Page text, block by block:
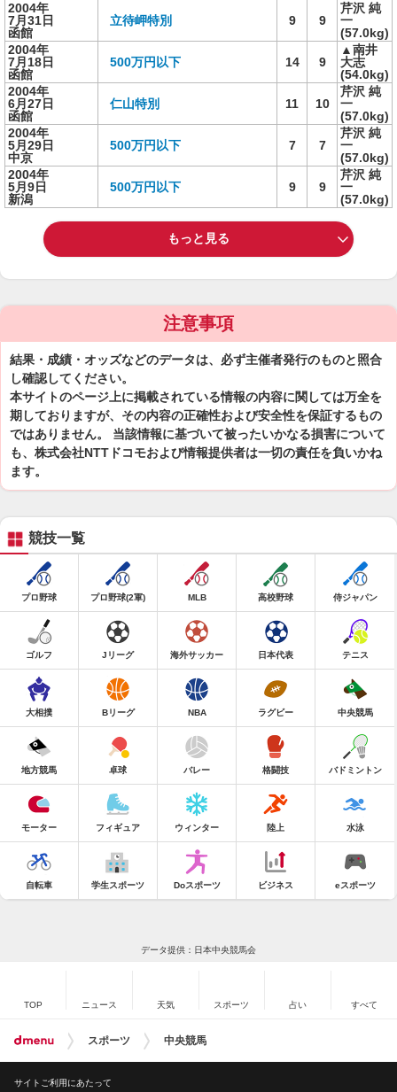
2004年
7月31日
函館
立待岬特別 9 9
芹沢 純
一
(57.0kg)
2004年
7月18日
函館
500万円以下 14 9
▲南井
大志
(54.0kg)
2004年
6月27日
函館
仁山特別 11 10
芹沢 純
一
(57.0kg)
2004年
5月29日
中京
500万円以下 7 7
芹沢 純
一
(57.0kg)
2004年
5月9日
新潟
500万円以下 9 9
芹沢 純
一
(57.0kg)
もっと見る
注意事項
結果・成績・オッズなどのデータは、必ず主催者発行のものと照合
し確認してください。
本サイトのページ上に掲載されている情報の内容に関しては万全を
期しておりますが、その内容の正確性および安全性を保証するもの
ではありません。 当該情報に基づいて被ったいかなる損害について
も、株式会社NTTドコモおよび情報提供者は一切の責任を負いかね
ます。
競技一覧
プロ野球 プロ野球(2軍) MLB 高校野球 侍ジャパン
ゴルフ Jリーグ 海外サッカー 日本代表 テニス
大相撲 Bリーグ NBA ラグビー 中央競馬
地方競馬 卓球 バレー 格闘技 バドミントン
モーター フィギュア ウィンター 陸上 水泳
自転車 学生スポーツ Doスポーツ ビジネス eスポーツ
データ提供：日本中央競馬会
TOP ニュース 天気 スポーツ 占い すべて
スポーツ 中央競馬
サイトご利用にあたって